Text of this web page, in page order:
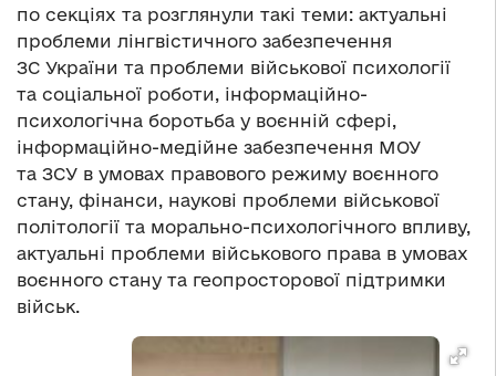
по секціях та розглянули такі теми: актуальні
проблеми лінгвістичного забезпечення
ЗС України та проблеми військової психології
та соціальної роботи, інформаційно-
психологічна боротьба у воєнній сфері,
інформаційно-медійне забезпечення МОУ
та ЗСУ в умовах правового режиму воєнного
стану, фінанси, наукові проблеми військової
політології та морально-психологічного впливу,
актуальні проблеми військового права в умовах
воєнного стану та геопросторової підтримки
військ.